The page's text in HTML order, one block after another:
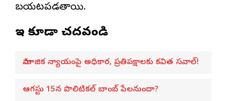
బయటపడతాయి.
ఇవి కూడా చదవండి
సామాజిక న్యాయంపై అధికార, ప్రతిపక్షాలకు కవిత సవాల్!
ఆగస్టు 15న పొలిటికల్ బాంబ్ పేలనుందా?